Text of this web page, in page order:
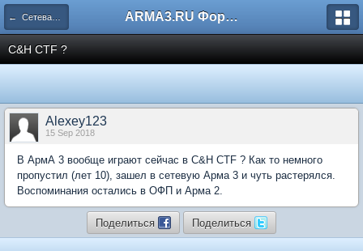
← Сетевая игра ARMA3.RU Форум
C&H CTF ?
Alexey123
15 Sep 2018
В АрмА 3 вообще играют сейчас в C&H CTF ? Как то немного
пропустил (лет 10), зашел в сетевую Арма 3 и чуть растерялся.
Воспоминания остались в ОФП и Арма 2.
Поделиться Поделиться